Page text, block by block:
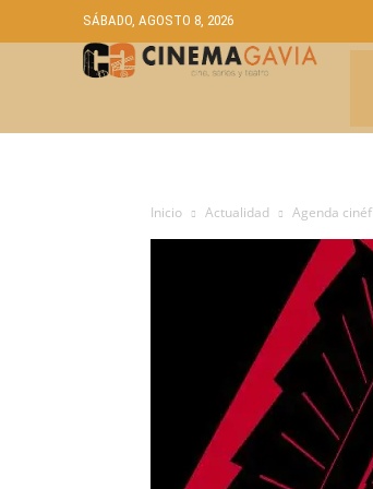
SÁBADO, AGOSTO 8, 2026
Inicio Actualidad Agenda